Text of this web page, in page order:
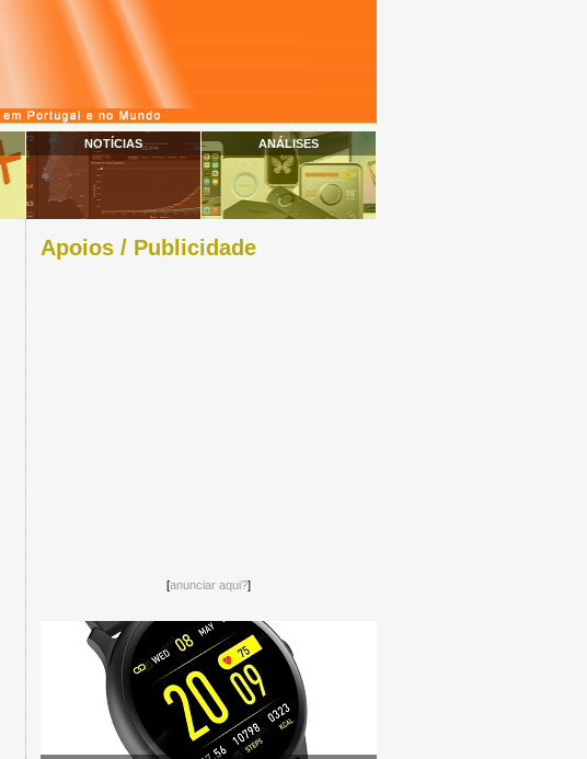
NOTÍCIAS ANÁLISES
Apoios / Publicidade
[anunciar aqui?]